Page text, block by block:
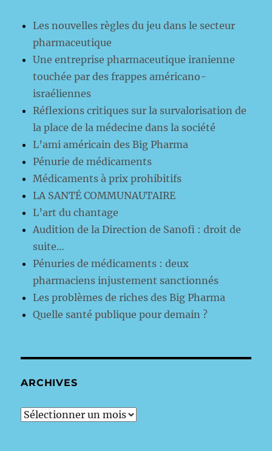
Les nouvelles règles du jeu dans le secteur
pharmaceutique
Une entreprise pharmaceutique iranienne
touchée par des frappes américano-
israéliennes
Réflexions critiques sur la survalorisation de
la place de la médecine dans la société
L’ami américain des Big Pharma
Pénurie de médicaments
Médicaments à prix prohibitifs
LA SANTÉ COMMUNAUTAIRE
L’art du chantage
Audition de la Direction de Sanofi : droit de
suite…
Pénuries de médicaments : deux
pharmaciens injustement sanctionnés
Les problèmes de riches des Big Pharma
Quelle santé publique pour demain ?
ARCHIVES
archives